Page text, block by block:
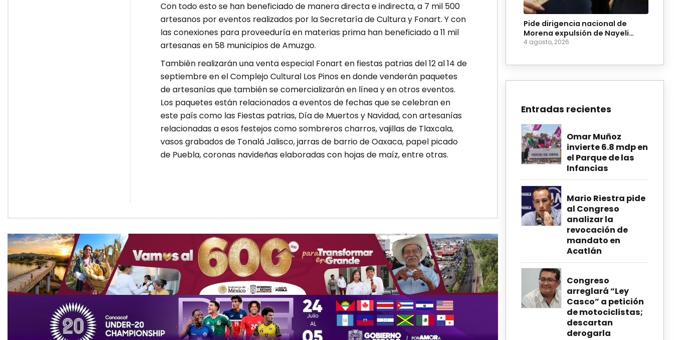
Con todo esto se han beneficiado de manera directa e indirecta, a 7 mil 500
artesanos por eventos realizados por la Secretaría de Cultura y Fonart. Y con
las conexiones para proveeduría en materias prima han beneficiado a 11 mil
artesanas en 58 municipios de Amuzgo.
También realizarán una venta especial Fonart en fiestas patrias del 12 al 14 de
septiembre en el Complejo Cultural Los Pinos en donde venderán paquetes
de artesanías que también se comercializarán en línea y en otros eventos.
Los paquetes están relacionados a eventos de fechas que se celebran en
este país como las Fiestas patrias, Día de Muertos y Navidad, con artesanías
relacionadas a esos festejos como sombreros charros, vajillas de Tlaxcala,
vasos grabados de Tonalá Jalisco, jarras de barrio de Oaxaca, papel picado
de Puebla, coronas navideñas elaboradas con hojas de maíz, entre otras.
Pide dirigencia nacional de
Morena expulsión de Nayeli
Salvatori y Grace Palomares
4 agosto, 2026
Entradas recientes
Omar Muñoz
invierte 6.8 mdp en
el Parque de las
Infancias
Mario Riestra pide
al Congreso
analizar la
revocación de
mandato en
Acatlán
Congreso
arreglará “Ley
Casco” a petición
de motociclistas;
descartan
derogarla